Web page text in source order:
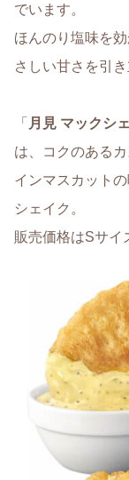
でいます。
ほんのり塩味を
さしい甘さを引き
「 月見 マックシ
は、コクのある
インマスカット
シェイク。
販売価格はSサイ